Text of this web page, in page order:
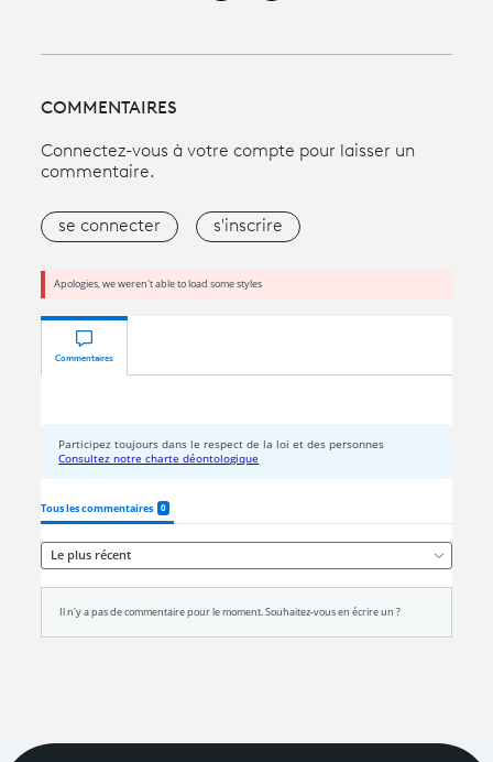
COMMENTAIRES
Connectez-vous à votre compte pour laisser un
commentaire.
se connecter s'inscrire